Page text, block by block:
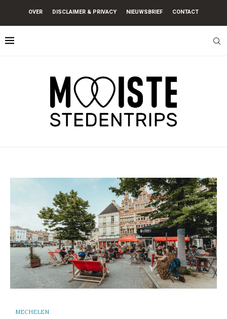
OVER DISCLAIMER & PRIVACY NIEUWSBRIEF CONTACT
MECHELEN